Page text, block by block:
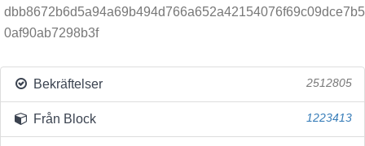
dbb8672b6d5a94a69b494d766a652a42154076f69c09dce7b5
0af90ab7298b3f
Bekräftelser 2512805
Från Block 1223413